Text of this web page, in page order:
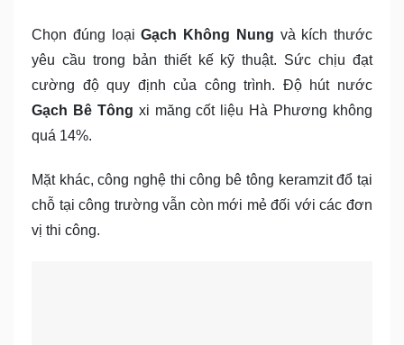
Chọn đúng loạiGạch Không Nung và kích thước
yêu cầu trong bản thiết kế kỹ thuật. Sức chịu đạt
cường độ quy định của công trình. Độ hút nước
Gạch Bê Tông xi măng cốt liệu Hà Phương không
quá 14%.
Mặt khác, công nghệ thi công bê tông keramzit đổ tại
chỗ tại công trường vẫn còn mới mẻ đối với các đơn
vị thi công.